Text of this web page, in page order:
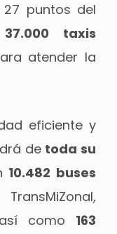
27 puntos del
37.000 taxis
atender la
eficiente y
de toda su
10.482 buses
como 163